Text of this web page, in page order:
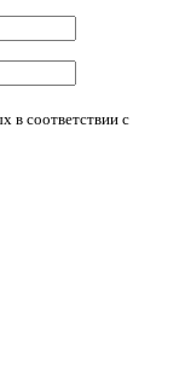
в соответствии с